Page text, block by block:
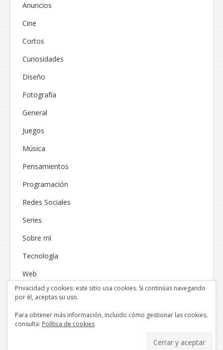
Anuncios
Cine
Cortos
Curiosidades
Diseño
Fotografía
General
Juegos
Música
Pensamientos
Programación
Redes Sociales
Series
Sobre mí
Tecnología
Web
Tema: Neblue por
Privacidad y cookies: este sitio usa cookies. Si continúas navegando
por él, aceptas su uso.
Para obtener más información, incluido cómo gestionar las cookies,
consulta: Política de cookies